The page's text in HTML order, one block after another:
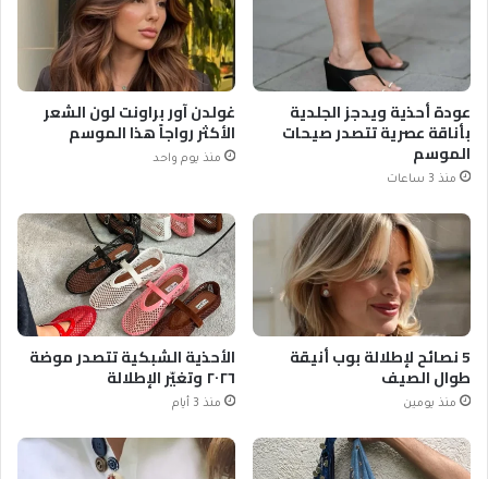
عودة أحذية ويدجز الجلدية
بأناقة عصرية تتصدر صيحات
الموسم
منذ 3 ساعات
غولدن آور براونت لون الشعر
الأكثر رواجاً هذا الموسم
منذ يوم واحد
5 نصائح لإطلالة بوب أنيقة
طوال الصيف
منذ يومين
الأحذية الشبكية تتصدر موضة
٢٠٢٦ وتغيّر الإطلالة
منذ 3 أيام